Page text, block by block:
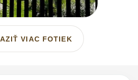
VIAC FOTIEK